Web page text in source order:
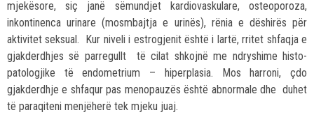
mjekësore, siç janë sëmundjet kardiovaskulare, osteoporoza,
inkontinenca urinare (mosmbajtja e urinës), rënia e dëshirës për
aktivitet seksual. Kur niveli i estrogjenit është i lartë, rritet shfaqja e
gjakderdhjes së parregullt të cilat shkojnë me ndryshime histo-
patologjike të endometrium – hiperplasia. Mos harroni, çdo
gjakderdhje e shfaqur pas menopauzës është abnormale dhe duhet
të paraqiteni menjëherë tek mjeku juaj.